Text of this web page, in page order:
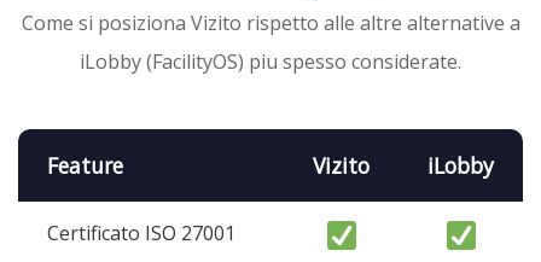
Come si posiziona Vizito rispetto alle altre alternative a
iLobby (FacilityOS) piu spesso considerate.
Feature Vizito iLobby
Certificato ISO 27001